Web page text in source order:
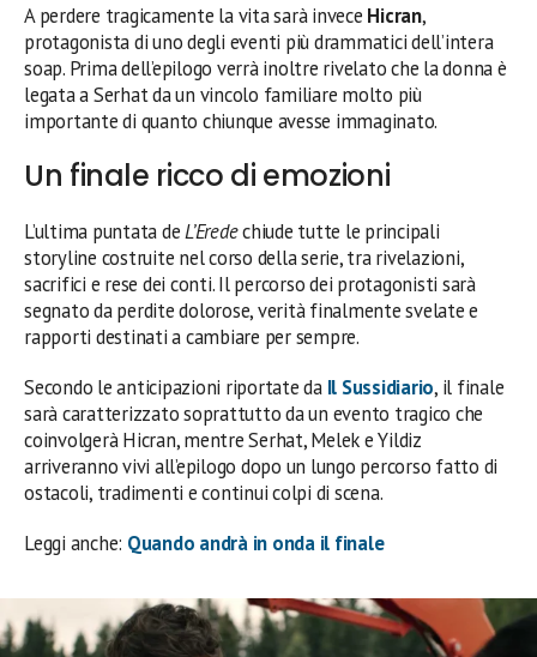
A perdere tragicamente la vita sarà invece Hicran,
protagonista di uno degli eventi più drammatici dell’intera
soap. Prima dell’epilogo verrà inoltre rivelato che la donna è
legata a Serhat da un vincolo familiare molto più
importante di quanto chiunque avesse immaginato.
Un finale ricco di emozioni
L’ultima puntata deL’Eredechiude tutte le principali
storyline costruite nel corso della serie, tra rivelazioni,
sacrifici e rese dei conti. Il percorso dei protagonisti sarà
segnato da perdite dolorose, verità finalmente svelate e
rapporti destinati a cambiare per sempre.
Secondo le anticipazioni riportate da Il Sussidiario, il finale
sarà caratterizzato soprattutto da un evento tragico che
coinvolgerà Hicran, mentre Serhat, Melek e Yildiz
arriveranno vivi all’epilogo dopo un lungo percorso fatto di
ostacoli, tradimenti e continui colpi di scena.
Leggi anche: Quando andrà in onda il finale